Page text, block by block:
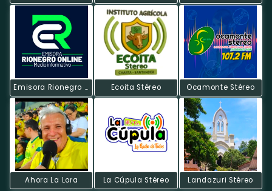
Emisora Rionegro Online Ecoita Stéreo Ocamonte Stéreo
Ahora La Lora La Cúpula Stéreo Landazuri Stéreo